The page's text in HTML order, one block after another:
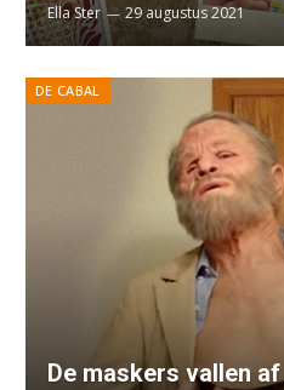
Ella Ster 29 augustus 2021
DE CABAL
De maskers vallen